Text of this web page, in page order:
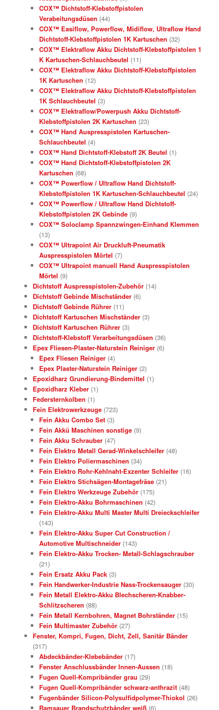
COX™ Dichtstoff-Klebstoffpistolen
Verabeitungsdüsen (44)
COX™ Easiflow, Powerflow, Midiflow, Ultraflow Hand
Dichtstoff-Klebstoffpistolen 1K Kartuschen (32)
COX™ Elektraflow Akku Dichtstoff-Klebstoffpistolen 1
K Kartuschen-Schlauchbeutel (11)
COX™ Elektraflow Akku Dichtstoff-Klebstoffpistolen
1K Kartuschen (12)
COX™ Elektraflow Akku Dichtstoff-Klebstoffpistolen
1K Schlauchbeutel (3)
COX™ Elektraflow/Powerpush Akku Dichtstoff-
Klebstoffpistolen 2K Kartuschen (23)
COX™ Hand Auspresspistolen Kartuschen-
Schlauchbeutel (4)
COX™ Hand Dichtstoff-Klebstoff 2K Beutel (1)
COX™ Hand Dichtstoff-Klebstoffpistolen 2K
Kartuschen (68)
COX™ Powerflow / Ultraflow Hand Dichtstoff-
Klebstoffpistolen 1K Kartuschen-Schlauchbeutel (24)
COX™ Powerflow / Ultraflow Hand Dichtstoff-
Klebstoffpistolen 2K Gebinde (9)
COX™ Soloclamp Spannzwingen-Einhand Klemmen
(13)
COX™ Ultrapoint Air Druckluft-Pneumatik
Auspresspistolen Mörtel (7)
COX™ Ultrapoint manuell Hand Auspresspistolen
Mörtel (9)
Dichtstoff Auspresspistolen-Zubehör (14)
Dichtstoff Gebinde Mischständer (6)
Dichtstoff Gebinde Rührer (11)
Dichtstoff Kartuschen Mischständer (3)
Dichtstoff Kartuschen Rührer (3)
Dichtstoff-Klebstoff Verarbeitungsdüsen (36)
Epex Fliesen-Plaster-Naturstein Reiniger (6)
Epex Fliesen Reiniger (4)
Epex Plaster-Naturstein Reiniger (2)
Epoxidharz Grundierung-Bindemittel (1)
Epoxidharz Kleber (1)
Federsternkolben (1)
Fein Elektrowerkzeuge (723)
Fein Akku Combo Set (3)
Fein Akkü Maschinen sonstige (9)
Fein Akku Schrauber (47)
Fein Elektro Metall Gerad-Winkelschleifer (48)
Fein Elektro Poliermaschinen (34)
Fein Elektro Rohr-Kehlnaht-Exzenter Schleifer (16)
Fein Elektro Stichsägen-Montagefräse (21)
Fein Elektro Werkzeuge Zubehör (175)
Fein Elektro-Akku Bohrmaschinen (42)
Fein Elektro-Akku Multi Master Multi Dreieckschleifer
(143)
Fein Elektro-Akku Super Cut Construction /
Automotive Multischneider (143)
Fein Elektro-Akku Trocken- Metall-Schlagschrauber
(21)
Fein Ersatz Akku Pack (3)
Fein Handwerker-Industrie Nass-Trockensauger (30)
Fein Metall Elektro-Akku Blechscheren-Knabber-
Schlitzscheren (88)
Fein Metall Kernbohren, Magnet Bohrständer (15)
Fein Multimaster Zubehör (27)
Fenster, Kompri, Fugen, Dicht, Zell, Sanitär Bänder
(317)
Abdeckbänder-Klebebänder (17)
Fenster Anschlussbänder Innen-Aussen (18)
Fugen Quell-Kompribänder grau (29)
Fugen Quell-Kompribänder schwarz-anthrazit (48)
Fugenbänder Silicon-Polysulfidpolymer-Thiokol (26)
Ramsauer Brandschutzbänder weiß (6)